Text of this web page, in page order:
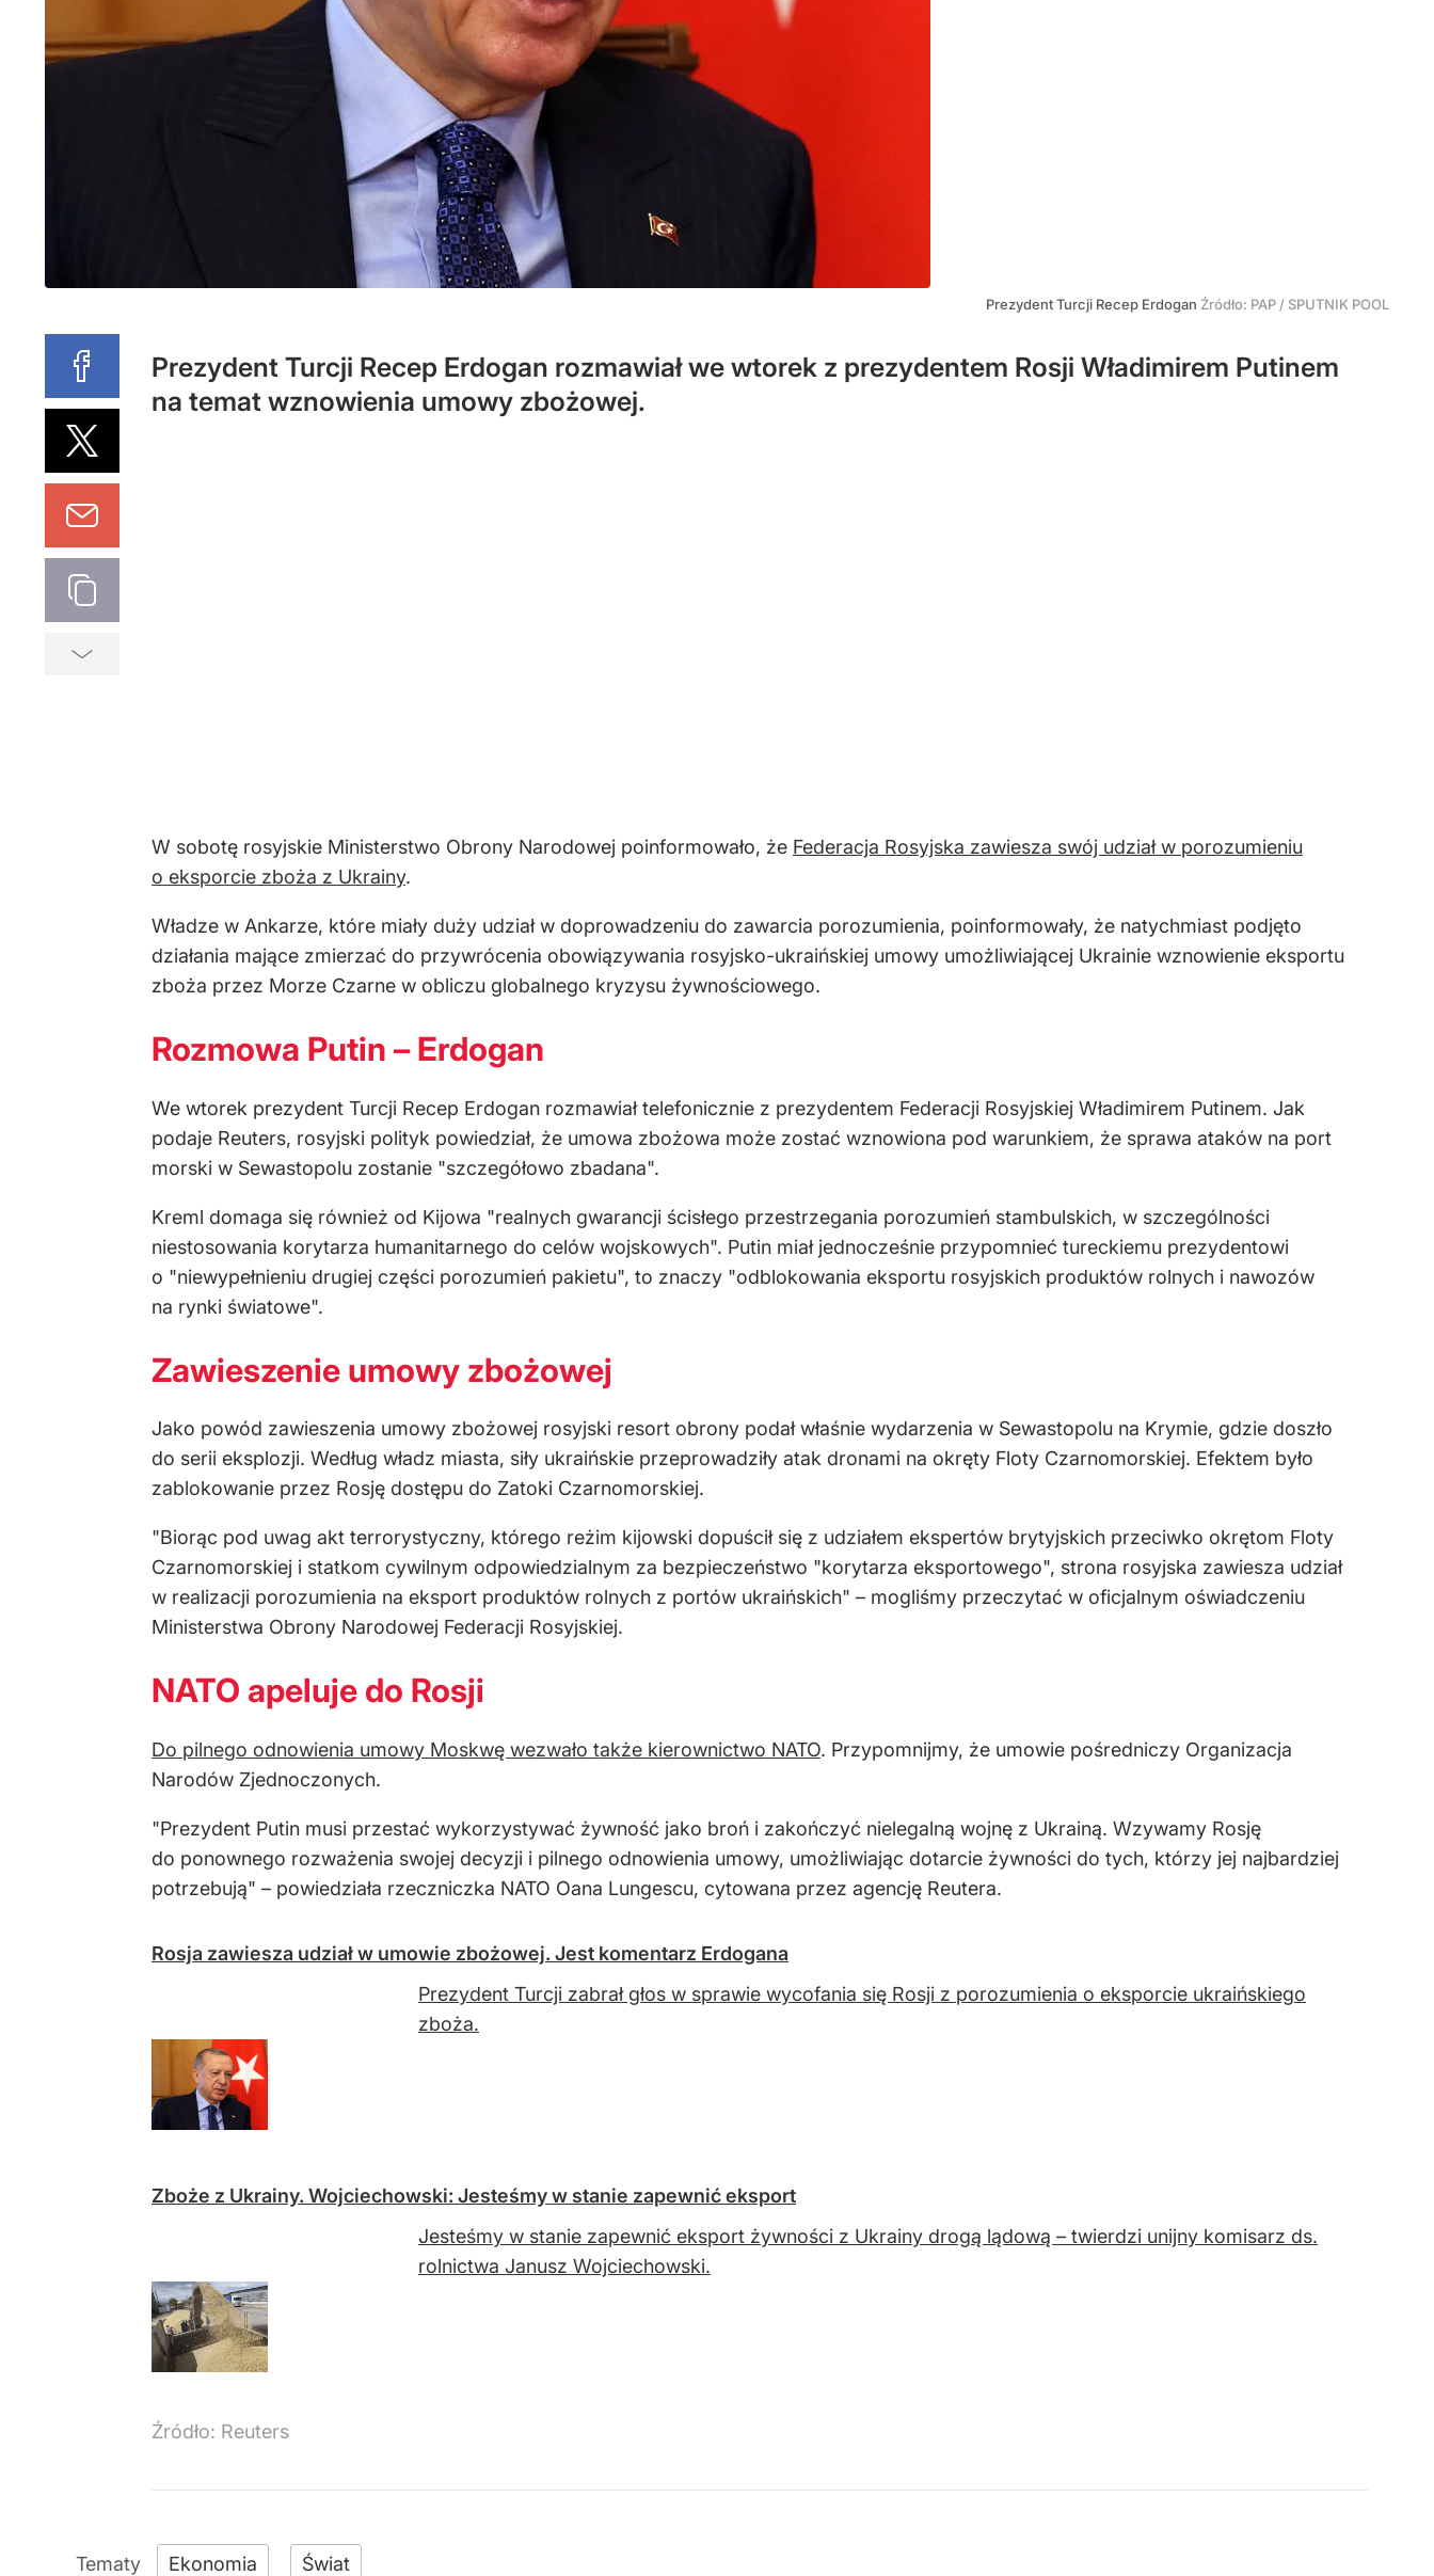
Prezydent Turcji Recep Erdogan Źródło: PAP / SPUTNIK POOL
Prezydent Turcji Recep Erdogan rozmawiał we wtorek z prezydentem Rosji Władimirem Putinem
na temat wznowienia umowy zbożowej.
W sobotę rosyjskie Ministerstwo Obrony Narodowej poinformowało, że Federacja Rosyjska zawiesza swój udział w porozumieniu
o eksporcie zboża z Ukrainy.
Władze w Ankarze, które miały duży udział w doprowadzeniu do zawarcia porozumienia, poinformowały, że natychmiast podjęto
działania mające zmierzać do przywrócenia obowiązywania rosyjsko-ukraińskiej umowy umożliwiającej Ukrainie wznowienie eksportu
zboża przez Morze Czarne w obliczu globalnego kryzysu żywnościowego.
Rozmowa Putin – Erdogan
We wtorek prezydent Turcji Recep Erdogan rozmawiał telefonicznie z prezydentem Federacji Rosyjskiej Władimirem Putinem. Jak
podaje Reuters, rosyjski polityk powiedział, że umowa zbożowa może zostać wznowiona pod warunkiem, że sprawa ataków na port
morski w Sewastopolu zostanie "szczegółowo zbadana".
Kreml domaga się również od Kijowa "realnych gwarancji ścisłego przestrzegania porozumień stambulskich, w szczególności
niestosowania korytarza humanitarnego do celów wojskowych". Putin miał jednocześnie przypomnieć tureckiemu prezydentowi
o "niewypełnieniu drugiej części porozumień pakietu", to znaczy "odblokowania eksportu rosyjskich produktów rolnych i nawozów
na rynki światowe".
Zawieszenie umowy zbożowej
Jako powód zawieszenia umowy zbożowej rosyjski resort obrony podał właśnie wydarzenia w Sewastopolu na Krymie, gdzie doszło
do serii eksplozji. Według władz miasta, siły ukraińskie przeprowadziły atak dronami na okręty Floty Czarnomorskiej. Efektem było
zablokowanie przez Rosję dostępu do Zatoki Czarnomorskiej.
"Biorąc pod uwag akt terrorystyczny, którego reżim kijowski dopuścił się z udziałem ekspertów brytyjskich przeciwko okrętom Floty
Czarnomorskiej i statkom cywilnym odpowiedzialnym za bezpieczeństwo "korytarza eksportowego", strona rosyjska zawiesza udział
w realizacji porozumienia na eksport produktów rolnych z portów ukraińskich" – mogliśmy przeczytać w oficjalnym oświadczeniu
Ministerstwa Obrony Narodowej Federacji Rosyjskiej.
NATO apeluje do Rosji
Do pilnego odnowienia umowy Moskwę wezwało także kierownictwo NATO. Przypomnijmy, że umowie pośredniczy Organizacja
Narodów Zjednoczonych.
"Prezydent Putin musi przestać wykorzystywać żywność jako broń i zakończyć nielegalną wojnę z Ukrainą. Wzywamy Rosję
do ponownego rozważenia swojej decyzji i pilnego odnowienia umowy, umożliwiając dotarcie żywności do tych, którzy jej najbardziej
potrzebują" – powiedziała rzeczniczka NATO Oana Lungescu, cytowana przez agencję Reutera.
Rosja zawiesza udział w umowie zbożowej. Jest komentarz Erdogana
Prezydent Turcji zabrał głos w sprawie wycofania się Rosji z porozumienia o eksporcie ukraińskiego
zboża.
Zboże z Ukrainy. Wojciechowski: Jesteśmy w stanie zapewnić eksport
Jesteśmy w stanie zapewnić eksport żywności z Ukrainy drogą lądową – twierdzi unijny komisarz ds.
rolnictwa Janusz Wojciechowski.
Źródło: Reuters
Ekonomia Świat